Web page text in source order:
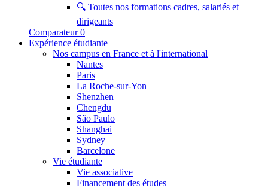
🔍 Toutes nos formations cadres, salariés et
dirigeants
Comparateur 0
Expérience étudiante
Nos campus en France et à l'international
Nantes
Paris
La Roche-sur-Yon
Shenzhen
Chengdu
São Paulo
Shanghai
Sydney
Barcelone
Vie étudiante
Vie associative
Financement des études